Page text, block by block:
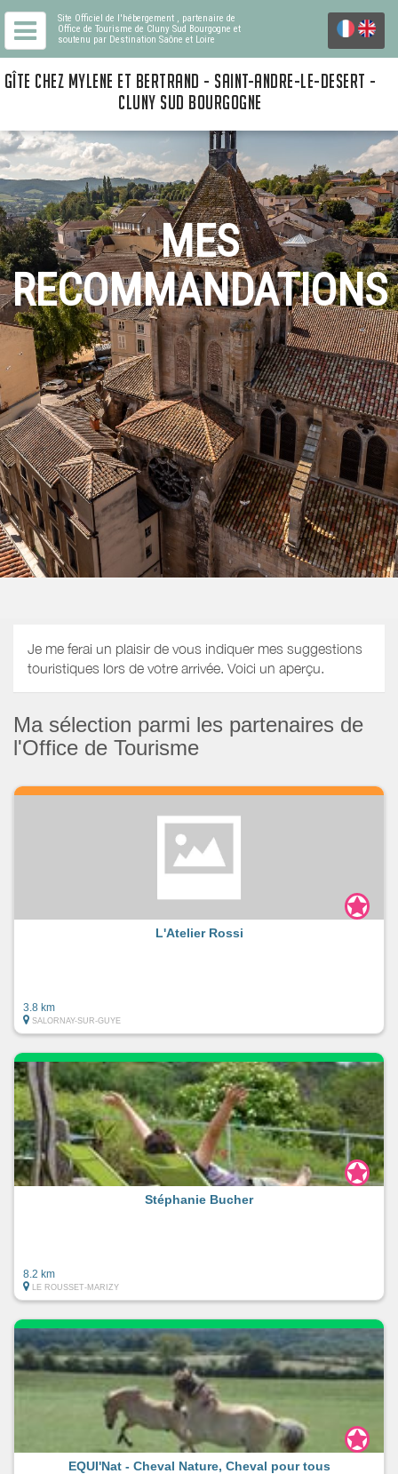
Site Officiel de l'hébergement , partenaire de
Office de Tourisme de Cluny Sud Bourgogne et
soutenu par Destination Saône et Loire
GÎTE CHEZ MYLENE ET BERTRAND - SAINT-ANDRE-LE-DESERT -
CLUNY SUD BOURGOGNE
MES
RECOMMANDATIONS
Je me ferai un plaisir de vous indiquer mes suggestions
touristiques lors de votre arrivée. Voici un aperçu.
Ma sélection parmi les partenaires de
l'Office de Tourisme
L'Atelier Rossi
3.8 km
SALORNAY-SUR-GUYE
Stéphanie Bucher
8.2 km
LE ROUSSET-MARIZY
EQUI'Nat - Cheval Nature, Cheval pour tous